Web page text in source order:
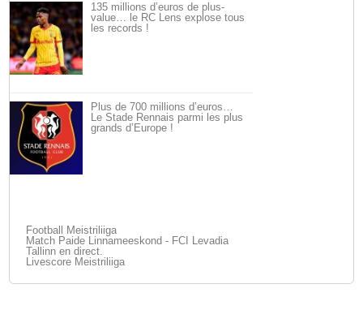
135 millions d’euros de plus-
value… le RC Lens explose tous
les records !
Plus de 700 millions d’euros…
Le Stade Rennais parmi les plus
grands d’Europe !
Football Meistriliiga
Match Paide Linnameeskond - FCI Levadia
Tallinn en direct.
Livescore Meistriliiga